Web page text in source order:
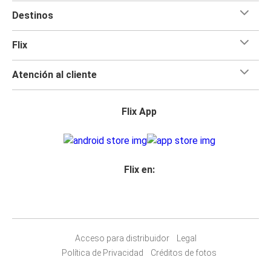
Destinos
Flix
Atención al cliente
Flix App
Flix en:
Acceso para distribuidor
Legal
Política de Privacidad
Créditos de fotos